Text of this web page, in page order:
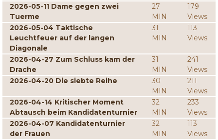
2026-05-11 Dame gegen zwei
Tuerme
27
MIN
179
Views
2026-05-04 Taktische
Leuchtfeuer auf der langen
Diagonale
31
MIN
113
Views
2026-04-27 Zum Schluss kam der
Drache
31
MIN
241
Views
2026-04-20 Die siebte Reihe
30
MIN
211
Views
2026-04-14 Kritischer Moment
Abtausch beim Kandidatenturnier
32
MIN
233
Views
2026-04-07 Kandidatenturnier
der Frauen
32
MIN
113
Views